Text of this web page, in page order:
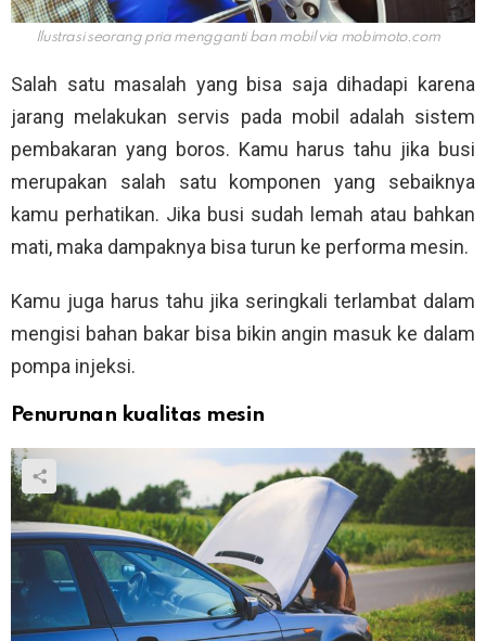
Ilustrasi seorang pria mengganti ban mobil via mobimoto.com
Salah satu masalah yang bisa saja dihadapi karena
jarang melakukan servis pada mobil adalah sistem
pembakaran yang boros. Kamu harus tahu jika busi
merupakan salah satu komponen yang sebaiknya
kamu perhatikan. Jika busi sudah lemah atau bahkan
mati, maka dampaknya bisa turun ke performa mesin.
Kamu juga harus tahu jika seringkali terlambat dalam
mengisi bahan bakar bisa bikin angin masuk ke dalam
pompa injeksi.
Penurunan kualitas mesin